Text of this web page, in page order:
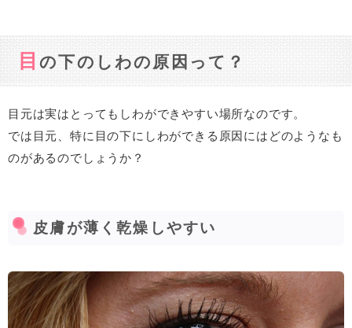
目の下のしわの原因って？
目元は実はとってもしわができやすい場所なのです。
では目元、特に目の下にしわができる原因にはどのようなも
のがあるのでしょうか？
皮膚が薄く乾燥しやすい